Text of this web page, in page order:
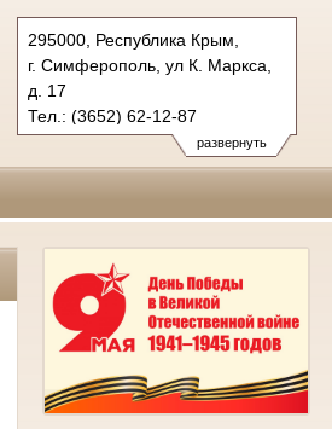
развернуть
295000, Республика Крым,
г. Симферополь, ул К. Маркса,
д. 17
Тел.: (3652) 62-12-87
simpheropolskiy.krm@sudrf.ru